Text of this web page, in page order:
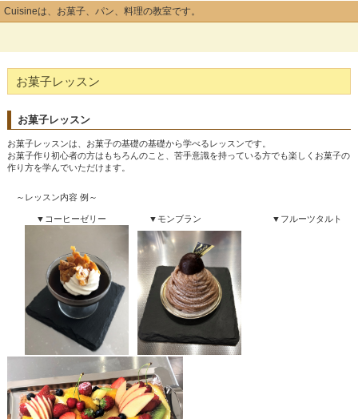
Cuisineは、お菓子、パン、料理の教室です。
お菓子レッスン
お菓子レッスン
お菓子レッスンは、お菓子の基礎の基礎から学べるレッスンです。
お菓子作り初心者の方はもちろんのこと、苦手意識を持っている方でも楽しくお菓子の
作り方を学んでいただけます。
～レッスン内容 例～
▼コーヒーゼリー ▼モンブラン ▼フルーツタルト